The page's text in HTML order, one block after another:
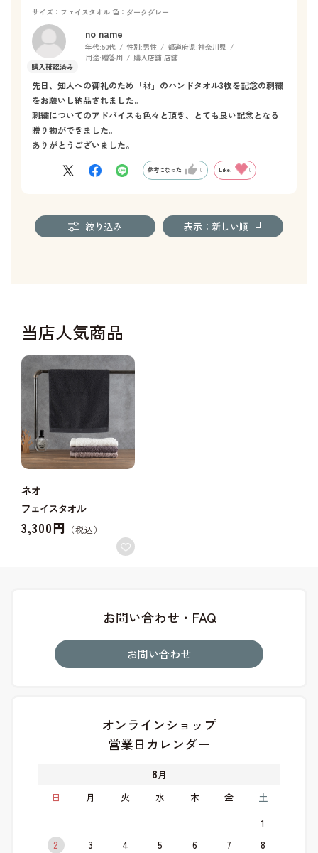
サイズ：フェイスタオル 色：ダークグレー
no name
年代:50代 性別:男性 都道府県:神奈川県
用途:贈答用 購入店舗:店舗
先日、知人への御礼のため「ﾈｵ」のハンドタオル3枚を記念の刺繍
をお願いし納品されました。
刺繍についてのアドバイスも色々と頂き、とても良い記念となる
贈り物ができました。
ありがとうございました。
参考になった 0 Like! 0
絞り込み 表示：新しい順
当店人気商品
ネオ
フェイスタオル
3,300円
お問い合わせ・FAQ
お問い合わせ
オンラインショップ
営業日カレンダー
8月
日
月 火 水 木 金 土
1
2
3 4 5 6 7
8